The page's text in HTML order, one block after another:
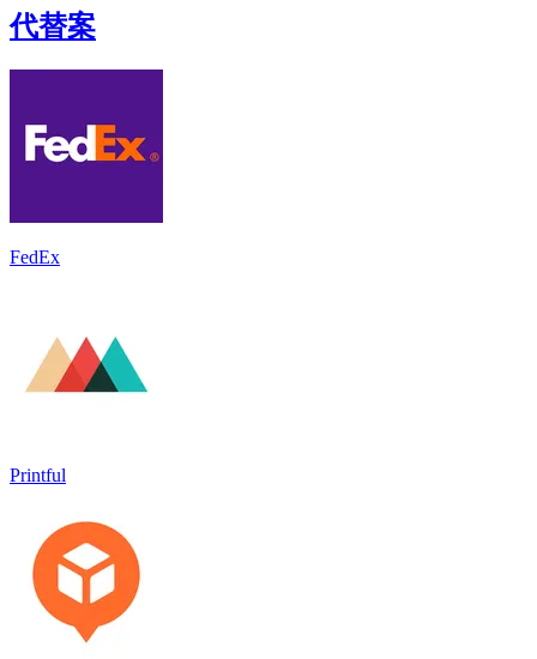
代替案
FedEx
Printful